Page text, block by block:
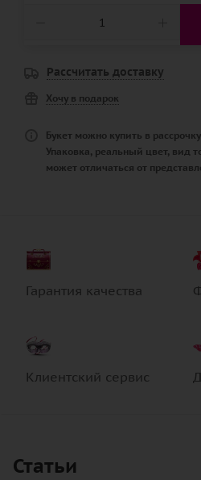
Рассчитать доставку
Хочу в подарок
Букет можно купить в
Упаковка, реальный цвет, вид
может отличаться от
Гарантия качества
Клиентский сервис
Статьи